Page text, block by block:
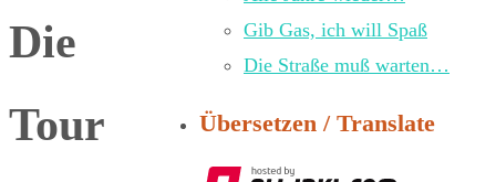
Die
Tour
Gib Gas, ich will Spaß
Die Straße muß warten…
Übersetzen / Translate